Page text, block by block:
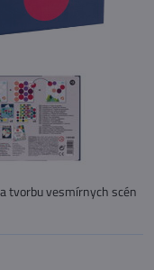
tvorbu vesmírnych scén